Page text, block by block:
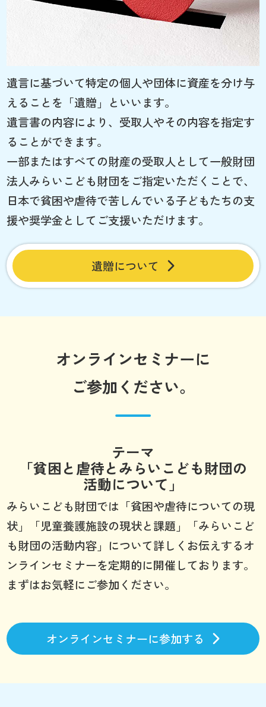
遺言に基づいて特定の個人や団体に資産を分け与
えることを「遺贈」といいます。
遺言書の内容により、受取人やその内容を指定す
ることができます。
一部またはすべての財産の受取人として一般財団
法人みらいこども財団をご指定いただくことで、
日本で貧困や虐待で苦しんでいる子どもたちの支
援や奨学金としてご支援いただけます。
遺贈について
オンラインセミナーに
ご参加ください。
テーマ
「貧困と虐待とみらいこども財団の
活動について」
みらいこども財団では「貧困や虐待についての現
状」「児童養護施設の現状と課題」「みらいこど
も財団の活動内容」について詳しくお伝えするオ
ンラインセミナーを定期的に開催しております。
まずはお気軽にご参加ください。
オンラインセミナーに参加する